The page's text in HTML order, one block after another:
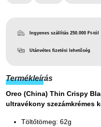
Ingyenes szállítás 250.000 Ft-tól
Utánvétes fizetési lehetőség
Termékleírás
Oreo (China) Thin Crispy
ultravékony szezámkrémes
Töltőtömeg: 62g